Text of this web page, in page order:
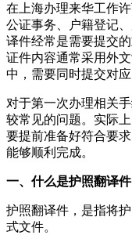
在上海办理来华工作
公证事务、户籍登记
译件经常是需要提交
证件内容通常采用外
中，需要同时提交对应
对于第一次办理相关
较常见的问题。实际
要提前准备好符合要
能够顺利完成。
一、什么是护照翻译件
护照翻译件，是指将
式文件。